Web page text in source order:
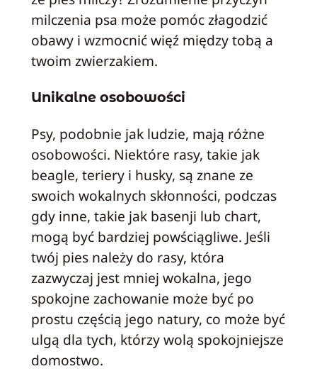
milczenia psa może pomóc złagodzić
obawy i wzmocnić więź między tobą a
twoim zwierzakiem.
Unikalne osobowości
Psy, podobnie jak ludzie, mają różne
osobowości. Niektóre rasy, takie jak
beagle, teriery i husky, są znane ze
swoich wokalnych skłonności, podczas
gdy inne, takie jak basenji lub chart,
mogą być bardziej powściągliwe. Jeśli
twój pies należy do rasy, która
zazwyczaj jest mniej wokalna, jego
spokojne zachowanie może być po
prostu częścią jego natury, co może być
ulgą dla tych, którzy wolą spokojniejsze
domostwo.